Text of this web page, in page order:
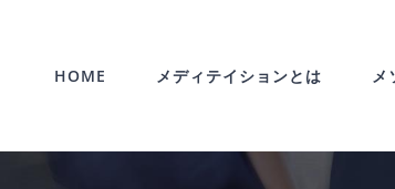
HOME メディテイションとは メ